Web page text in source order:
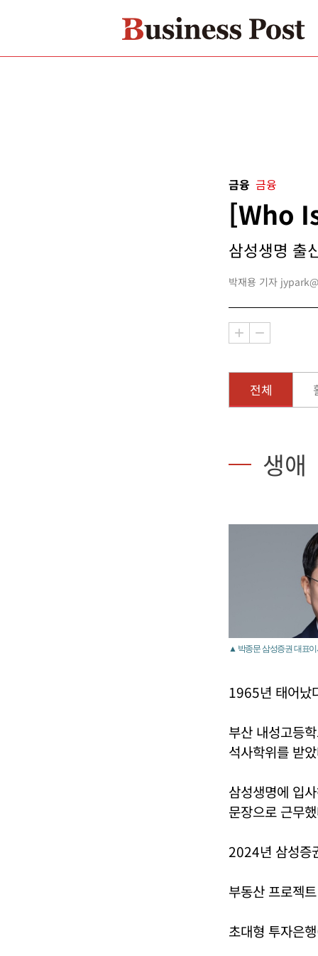
금융 금융
[Who
삼성생명 출
박재용 기자
전체
생애
▲ 박종문 삼성증권 대표이
1965년 태어났
부산 내성고등
석사학위를 받
삼성생명에 입
문장으로 근무
2024년 삼성증
부동산 프로젝
초대형 투자은